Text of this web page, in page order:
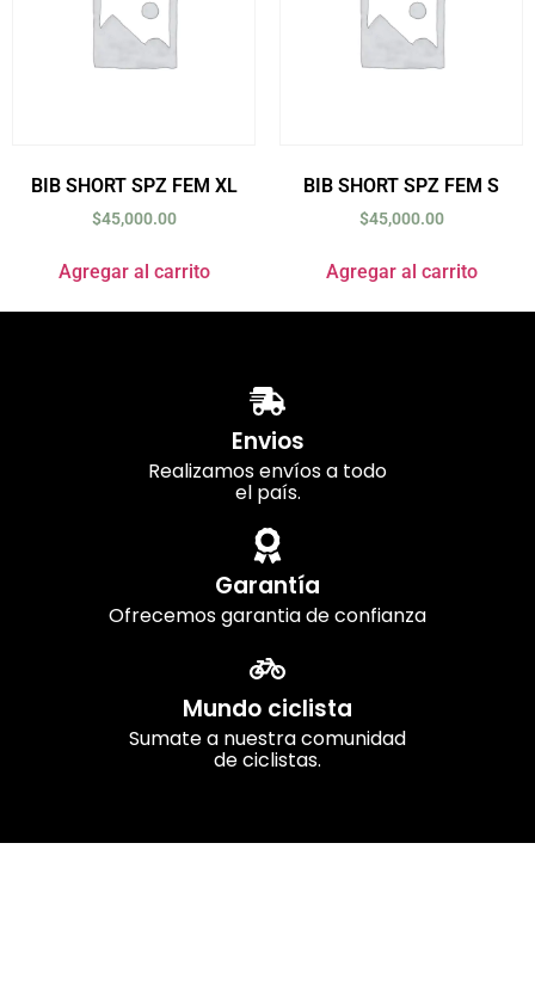
BIB SHORT SPZ FEM XL
$45,000.00
Agregar al carrito
BIB SHORT SPZ FEM S
$45,000.00
Agregar al carrito
Envios
Realizamos envíos a todo
el país.
Garantía
Ofrecemos garantia de confianza
Mundo ciclista
Sumate a nuestra comunidad
de ciclistas.